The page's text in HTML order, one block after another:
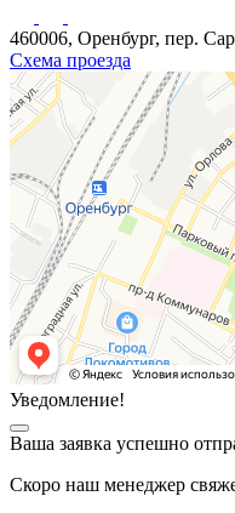
460006, Оренбург, пер.
Схема проезда
Уведомление!
Ваша заявка успешно
Скоро наш менеджер